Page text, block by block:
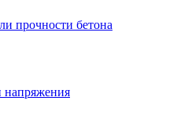
прочности бетона
напряжения